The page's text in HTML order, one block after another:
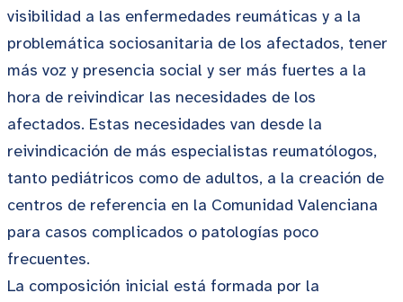
visibilidad a las enfermedades reumáticas y a la
problemática sociosanitaria de los afectados, tener
más voz y presencia social y ser más fuertes a la
hora de reivindicar las necesidades de los
afectados. Estas necesidades van desde la
reivindicación de más especialistas reumatólogos,
tanto pediátricos como de adultos, a la creación de
centros de referencia en la Comunidad Valenciana
para casos complicados o patologías poco
frecuentes.
La composición inicial está formada por la